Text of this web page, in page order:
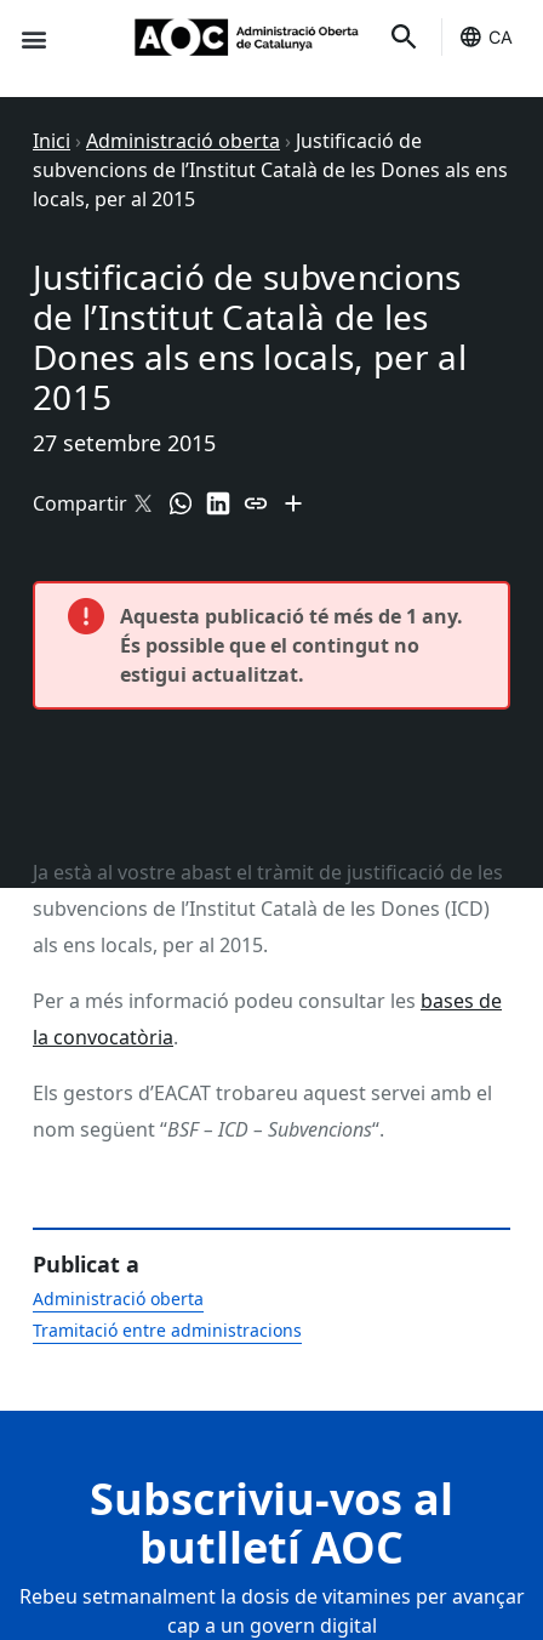
CA
Inici › Administració oberta › Justificació de
subvencions de l’Institut Català de les Dones als ens
locals, per al 2015
Justificació de subvencions
de l’Institut Català de les
Dones als ens locals, per al
2015
27 setembre 2015
Compartir
Aquesta publicació té més de 1 any.
És possible que el contingut no
estigui actualitzat.
Ja està al vostre abast el tràmit de justificació de les
subvencions de l’Institut Català de les Dones (ICD)
als ens locals, per al 2015.
Per a més informació podeu consultar les bases de
la convocatòria.
Els gestors d’EACAT trobareu aquest servei amb el
nom següent “BSF – ICD – Subvencions“.
Publicat a
Administració oberta
Tramitació entre administracions
Subscriviu-vos al
butlletí AOC
Rebeu setmanalment la dosis de vitamines per avançar
cap a un govern digital